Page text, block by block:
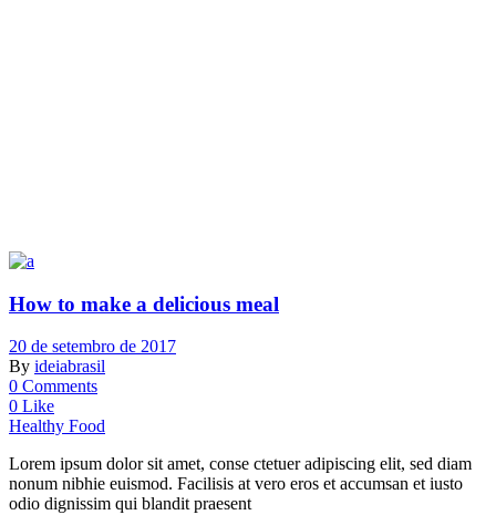
How to make a delicious meal
20 de setembro de 2017
By ideiabrasil
0 Comments
0 Like
Healthy Food
Lorem ipsum dolor sit amet, conse ctetuer adipiscing elit, sed diam
nonum nibhie euismod. Facilisis at vero eros et accumsan et iusto
odio dignissim qui blandit praesent